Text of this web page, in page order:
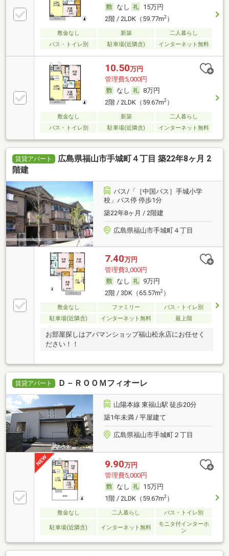
なし
15万円
2階 / 2LDK（59.77m2）
敷金なし 新築
二人暮らし
バス・トイレ別
駐車場(近隣含) インターネット無料
10.50万円
管理費5,000円
なし
8万円
2階 / 2LDK（59.67m2）
敷金なし 新築
二人暮らし
バス・トイレ別
駐車場(近隣含) インターネット無料
賃貸アパート
広島県福山市手城町４丁目 築22年8ヶ月 2
階建
バス/「［中国バス］手城小学
校」バス停 停歩1分
築22年8ヶ月 / 2階建
広島県福山市手城町４丁目
7.40万円
管理費3,000円
なし
9万円
2階 / 3DK（65.57m2）
敷金なし ファミリー
バス・トイレ別
駐車場(近隣含)
インターネット無料 最上階
お部屋探しはアパマンショップ福山松永店にお任せく
ださい！！
賃貸アパート Ｄ－ＲＯＯＭフィオーレ
山陽本線 東福山駅 徒歩20分
築1年未満 / 平屋建て
広島県福山市手城町２丁目
9.90万円
管理費5,000円
なし
15万円
1階 / 2LDK（59.67m2）
敷金なし 二人暮らし バス・トイレ別
駐車場(近隣含) インターネット無料
モニタ付インターホ
ン